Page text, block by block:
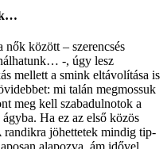
között – szerencsés
-, úgy lesz
mellett a smink eltávolítása is
mi talán megmossuk
meg kell szabadulnotok a
Ha ez az első közös
jöhettetek mindig tip-
alapozva, ám idővel